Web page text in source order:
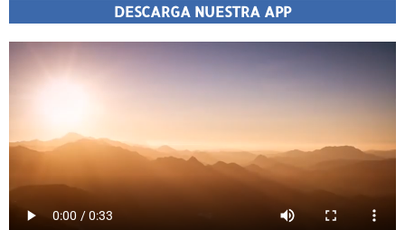
DESCARGA NUESTRA APP